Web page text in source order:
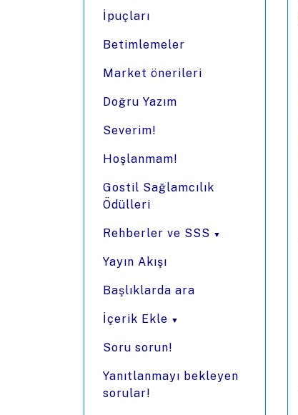
İpuçları
Betimlemeler
Market önerileri
Doğru Yazım
Severim!
Hoşlanmam!
Gostil Sağlamcılık
Ödülleri
Rehberler ve SSS
Yayın Akışı
Başlıklarda ara
İçerik Ekle
Soru sorun!
Yanıtlanmayı bekleyen
sorular!